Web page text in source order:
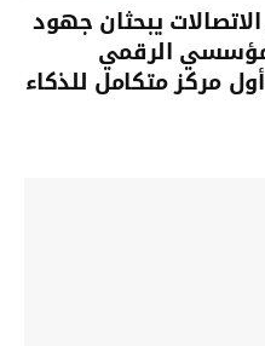
يبحثان جهود
الرقمي
مركز متكامل للذكاء